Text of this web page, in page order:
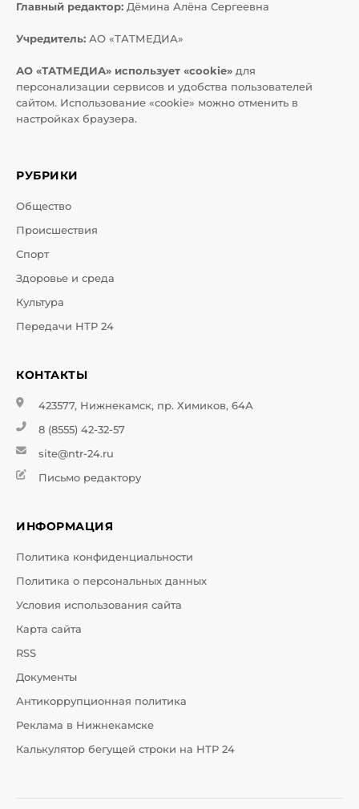
Главный редактор: Дёмина Алёна Сергеевна
Учредитель: АО «ТАТМЕДИА»
АО «ТАТМЕДИА» использует «cookie» для
персонализации сервисов и удобства пользователей
сайтом. Использование «cookie» можно отменить в
настройках браузера.
РУБРИКИ
Общество
Происшествия
Спорт
Здоровье и среда
Культура
Передачи НТР 24
КОНТАКТЫ
423577, Нижнекамск, пр. Химиков, 64А
8 (8555) 42-32-57
site@ntr-24.ru
Письмо редактору
ИНФОРМАЦИЯ
Политика конфиденциальности
Политика о персональных данных
Условия использования сайта
Карта сайта
RSS
Документы
Антикоррупционная политика
Реклама в Нижнекамске
Калькулятор бегущей строки на НТР 24